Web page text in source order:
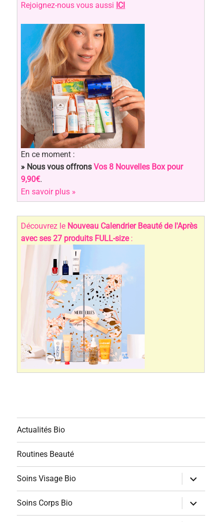
Rejoignez-nous vous aussi ICI
En ce moment :
» Nous vous offronsVos 8 Nouvelles Box pour
9,90€.
En savoir plus »
Découvrez le Nouveau Calendrier Beauté de l'Après
avec ses 27 produits FULL-size:
Actualités Bio
Routines Beauté
Soins Visage Bio
ouvrir
le
sous-
menu
Soins Corps Bio
ouvrir
le
sous-